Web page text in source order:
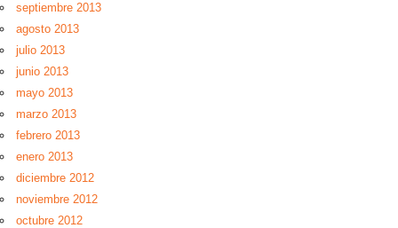
septiembre 2013
agosto 2013
julio 2013
junio 2013
mayo 2013
marzo 2013
febrero 2013
enero 2013
diciembre 2012
noviembre 2012
octubre 2012